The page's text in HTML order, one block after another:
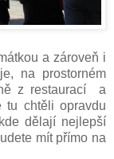
a zároveň i
na prostorném
z restaurací a
tu chtěli opravdu
dělají nejlepší
mít přímo na